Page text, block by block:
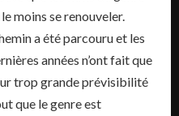
moins se renouveler.
a été parcouru et les
années n’ont fait que
trop grande prévisibilité
que le genre est